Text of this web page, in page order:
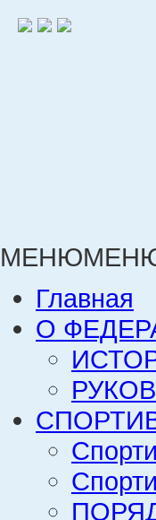
МЕНЮ
Главная
О